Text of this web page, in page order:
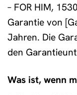
– FOR HIM,
Garantie von
Jahren. Die
den
Was ist, wenn